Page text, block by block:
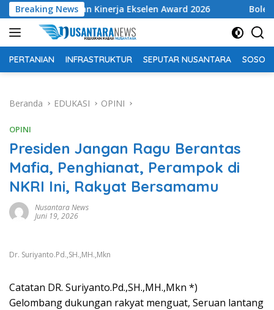
Langsung
ke
konten
Breaking News
Kinerja Ekselen Award 2026 Bolehkah
PERTANIAN INFRASTRUKTUR SEPUTAR NUSANTARA SOSOK
Beranda EDUKASI OPINI
OPINI
Presiden Jangan Ragu Berantas
Mafia, Penghianat, Perampok di
NKRI Ini, Rakyat Bersamamu
Nusantara News
Juni 19, 2026
Dr. Suriyanto.Pd.,SH.,MH.,Mkn
Catatan DR. Suriyanto.Pd.,SH.,MH.,Mkn *)
Gelombang dukungan rakyat menguat, Seruan lantang